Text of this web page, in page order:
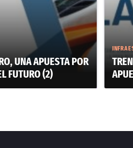
UNA APUESTA POR
FUTURO (2)